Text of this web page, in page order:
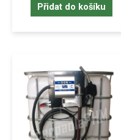
Přidat do košíku